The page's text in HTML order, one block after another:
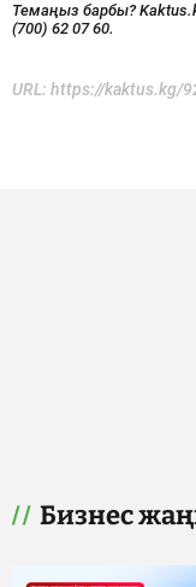
Темаңыз барбы?
(700) 62 07 60.
URL: https://kaktus.kg/
Бизнес